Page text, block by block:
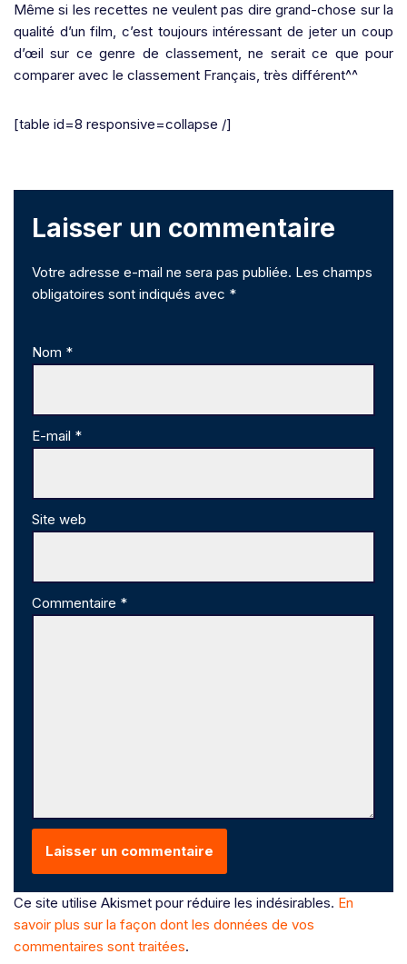
Même si les recettes ne veulent pas dire grand-chose sur la
qualité d’un film, c’est toujours intéressant de jeter un coup
d’œil sur ce genre de classement, ne serait ce que pour
comparer avec le classement Français, très différent^^
[table id=8 responsive=collapse /]
Laisser un commentaire
Votre adresse e-mail ne sera pas publiée. Les champs
obligatoires sont indiqués avec *
Nom *
E-mail *
Site web
Commentaire *
Ce site utilise Akismet pour réduire les indésirables. En
savoir plus sur la façon dont les données de vos
commentaires sont traitées.